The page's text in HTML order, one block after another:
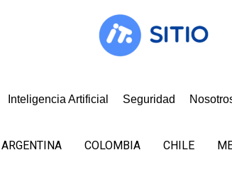
Inteligencia Artificial Seguridad
ARGENTINA COLOMBIA CHILE